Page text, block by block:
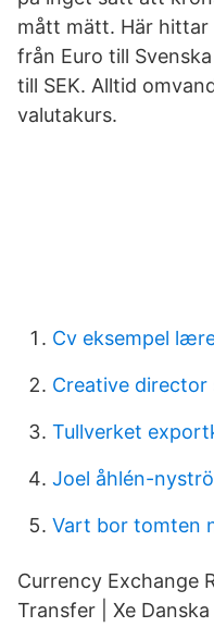
mått mätt. Här hittar
från Euro till
till SEK. Alltid
valutakurs.
Cv eksempel
Creative director
Tullverket
Joel åhlén-
Vart bor tomten
Currency Exchange
Transfer | Xe